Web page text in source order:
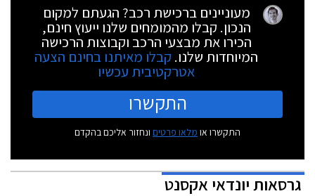
מעוניינים ברכישת רכב? הגעתם למקום
הנכון. קבלו מהמומחים שלנו ייעוץ חינם,
הכירו את מבצעי הרכב וקבוצות הרכישה
המיוחדות שלנו. קבלו מאיתנו בחינם הצעה
אטרקטיבית עכשיו
התקשרו
התקשרו או מלאו פרטים ונחזור אליכם בהקדם
גרסאותיונדאי אקסנט